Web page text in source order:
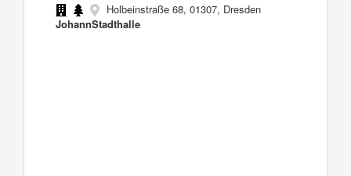
Holbeinstraße 68, 01307, Dresden
JohannStadthalle